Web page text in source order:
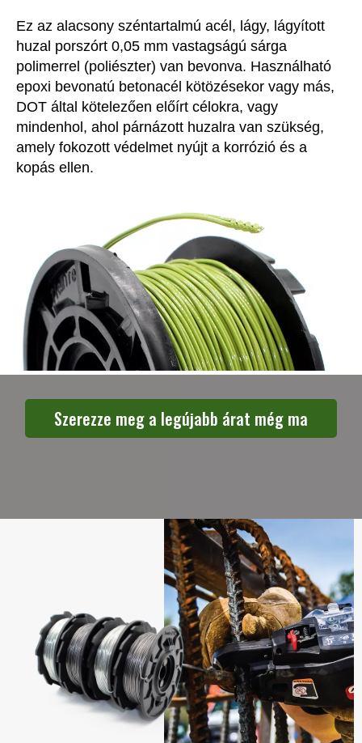
Ez az alacsony széntartalmú acél, lágy, lágyított
huzal porszórt 0,05 mm vastagságú sárga
polimerrel (poliészter) van bevonva. Használható
epoxi bevonatú betonacél kötözésekor vagy más,
DOT által kötelezően előírt célokra, vagy
mindenhol, ahol párnázott huzalra van szükség,
amely fokozott védelmet nyújt a korrózió és a
kopás ellen.
Szerezze meg a legújabb árat még ma